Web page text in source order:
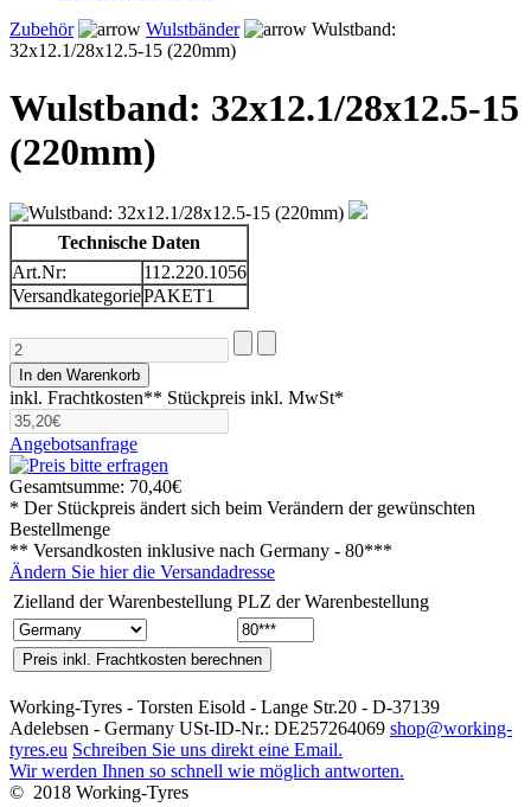
Zubehör
Wulstbänder
Wulstband:
32x12.1/28x12.5-15 (220mm)
Wulstband: 32x12.1/28x12.5-15
(220mm)
Technische Daten
Art.Nr:
112.220.1056
VersandkategoriePAKET1
inkl. Frachtkosten** Stückpreis inkl. MwSt*
Angebotsanfrage
Gesamtsumme: 70,40€
* Der Stückpreis ändert sich beim Verändern der gewünschten
Bestellmenge
** Versandkosten inklusive nach Germany - 80***
Ändern Sie hier die Versandadresse
Zielland der Warenbestellung PLZ der Warenbestellung
Working-Tyres - Torsten Eisold - Lange Str.20 - D-37139
Adelebsen - Germany USt-ID-Nr.: DE257264069 shop@working-
tyres.eu Schreiben Sie uns direkt eine Email.
Wir werden Ihnen so schnell wie möglich antworten.
© 2018 Working-Tyres